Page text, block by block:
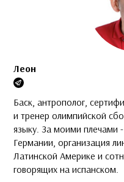
Леон
Баск, антрополог,
и тренер олимпийской
языку. За моими плечами
Германии, организация
Латинской Америке и
говорящих на испанском.